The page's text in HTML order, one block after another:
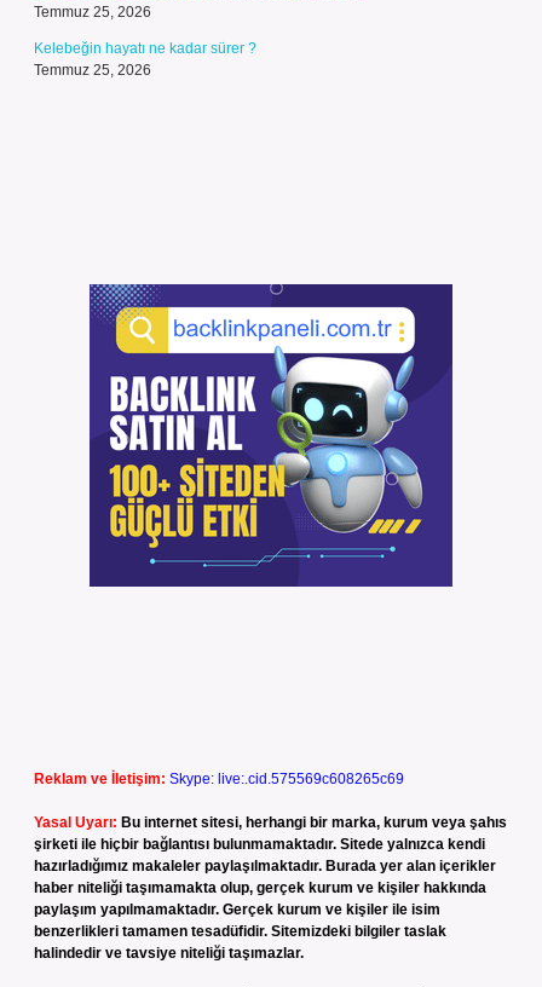
Temmuz 25, 2026
Kelebeğin hayatı ne kadar sürer ?
Temmuz 25, 2026
Reklam ve İletişim: Skype: live:.cid.575569c608265c69
Yasal Uyarı: Bu internet sitesi, herhangi bir marka, kurum veya şahıs
şirketi ile hiçbir bağlantısı bulunmamaktadır. Sitede yalnızca kendi
hazırladığımız makaleler paylaşılmaktadır. Burada yer alan içerikler
haber niteliği taşımamakta olup, gerçek kurum ve kişiler hakkında
paylaşım yapılmamaktadır. Gerçek kurum ve kişiler ile isim
benzerlikleri tamamen tesadüfidir. Sitemizdeki bilgiler taslak
halindedir ve tavsiye niteliği taşımazlar.